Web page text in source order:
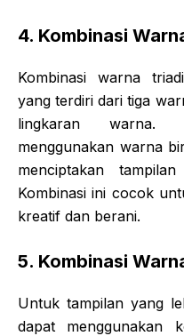
4. Kombinasi
Kombinasi warna
yang terdiri dari tiga
lingkaran warna.
menggunakan warna
menciptakan
Kombinasi ini cocok
kreatif dan berani.
5. Kombinasi
Untuk tampilan yang
dapat menggunakan